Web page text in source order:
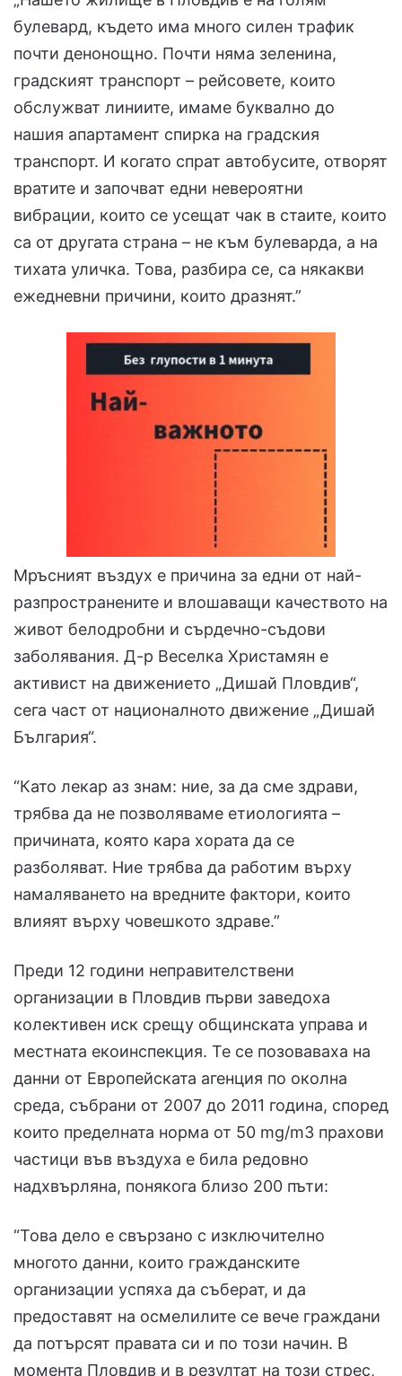
булевард, където има много силен трафик
почти денонощно. Почти няма зеленина,
градският транспорт – рейсовете, които
обслужват линиите, имаме буквално до
нашия апартамент спирка на градския
транспорт. И когато спрат автобусите, отворят
вратите и започват едни невероятни
вибрации, които се усещат чак в стаите, които
са от другата страна – не към булеварда, а на
тихата уличка. Това, разбира се, са някакви
ежедневни причини, които дразнят.”
Мръсният въздух е причина за едни от най-
разпространените и влошаващи качеството на
живот белодробни и сърдечно-съдови
заболявания. Д-р Веселка Христамян е
активист на движението „Дишай Пловдив“,
сега част от националното движение „Дишай
България“.
“Като лекар аз знам: ние, за да сме здрави,
трябва да не позволяваме етиологията –
причината, която кара хората да се
разболяват. Ние трябва да работим върху
намаляването на вредните фактори, които
влияят върху човешкото здраве.”
Преди 12 години неправителствени
организации в Пловдив първи заведоха
колективен иск срещу общинската управа и
местната екоинспекция. Те се позоваваха на
данни от Европейската агенция по околна
среда, събрани от 2007 до 2011 година, според
които пределната норма от 50 mg/m3 прахови
частици във въздуха е била редовно
надхвърляна, понякога близо 200 пъти:
“Това дело е свързано с изключително
многото данни, които гражданските
организации успяха да съберат, и да
предоставят на осмелилите се вече граждани
да потърсят правата си и по този начин. В
момента Пловдив и в резултат на този стрес,